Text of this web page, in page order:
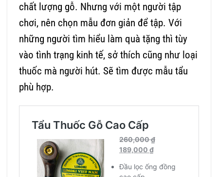
chất lượng gỗ. Nhưng với một người tập
chơi, nên chọn mẫu đơn giản để tập. Với
những người tìm hiểu làm quà tặng thì tùy
vào tình trạng kinh tế, sở thích cũng như loại
thuốc mà người hút. Sẽ tìm được mẫu tẩu
phù hợp.